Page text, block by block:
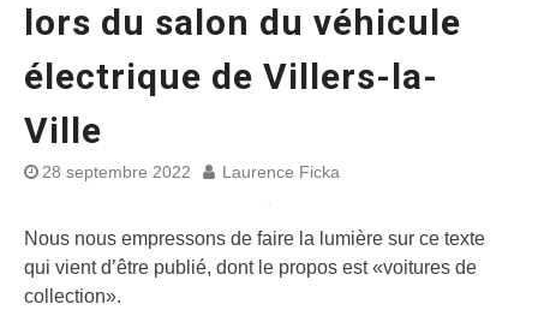
lors du salon du véhicule
électrique de Villers-la-
Ville
28 septembre 2022 Laurence Ficka
Nous nous empressons de faire la lumière sur ce texte
qui vient d’être publié, dont le propos est «voitures de
collection».